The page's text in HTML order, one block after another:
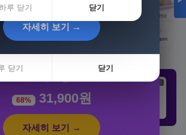
트
손해
광고
21,802원
광고 광고
루 닫기 닫기
68% 31,900원
자세히 보기 →
자세히 보기 →
닫기 닫기